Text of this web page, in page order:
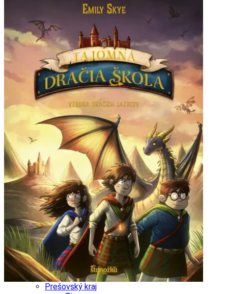
Wellness
Gastro
Kaviarne
Kultúra a tradície
Kúpele
Šport a agroturistika
Školstvo
Ekonomika obchod a doprava
Košický kraj
Tipy
Výlet
Turistika
Cyklistika
Hrady
Podujatia
Výstava
Galéria
Divadlo
Folklór
Fašiangy
Ubytovanie
Pobyty
Gastro
Kaviarne
Víno
Kultúra a tradície
Šport a agroturistika
Školstvo
Ekonomika obchod a doprava
Prešovský kraj